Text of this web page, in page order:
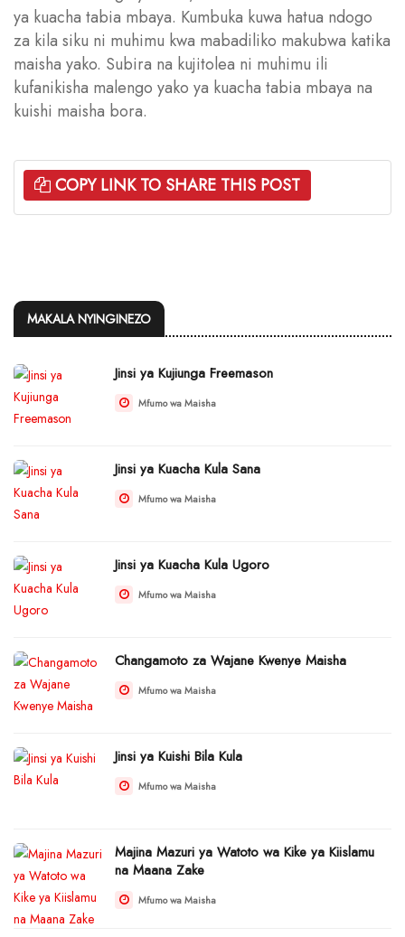
ya kuacha tabia mbaya. Kumbuka kuwa hatua ndogo
za kila siku ni muhimu kwa mabadiliko makubwa katika
maisha yako. Subira na kujitolea ni muhimu ili
kufanikisha malengo yako ya kuacha tabia mbaya na
kuishi maisha bora.
COPY LINK TO SHARE THIS POST
MAKALA NYINGINEZO
Jinsi ya Kujiunga Freemason
Mfumo wa Maisha
Jinsi ya Kuacha Kula Sana
Mfumo wa Maisha
Jinsi ya Kuacha Kula Ugoro
Mfumo wa Maisha
Changamoto za Wajane Kwenye Maisha
Mfumo wa Maisha
Jinsi ya Kuishi Bila Kula
Mfumo wa Maisha
Majina Mazuri ya Watoto wa Kike ya Kiislamu
na Maana Zake
Mfumo wa Maisha